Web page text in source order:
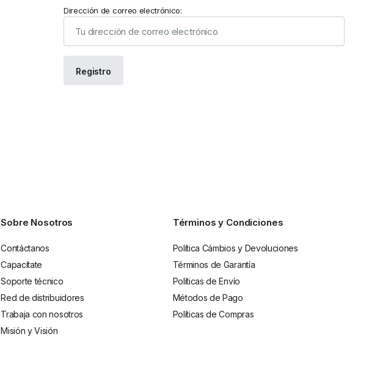
Dirección de correo electrónico:
Sobre Nosotros
Contáctanos
Capacítate
Soporte técnico
Red de distribuidores
Trabaja con nosotros
Misión y Visión
Términos y Condiciones
Política Cámbios y Devoluciones
Términos de Garantía
Políticas de Envío
Métodos de Pago
Políticas de Compras